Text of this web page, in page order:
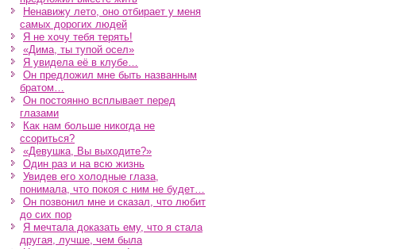
Ненавижу лето, оно отбирает у меня
самых дорогих людей
Я не хочу тебя терять!
«Дима, ты тупой осел»
Я увидела её в клубе…
Он предложил мне быть названным
братом…
Он постоянно всплывает перед
глазами
Как нам больше никогда не
ссориться?
«Девушка, Вы выходите?»
Один раз и на всю жизнь
Увидев его холодные глаза,
понимала, что покоя с ним не будет…
Он позвонил мне и сказал, что любит
до сих пор
Я мечтала доказать ему, что я стала
другая, лучше, чем была